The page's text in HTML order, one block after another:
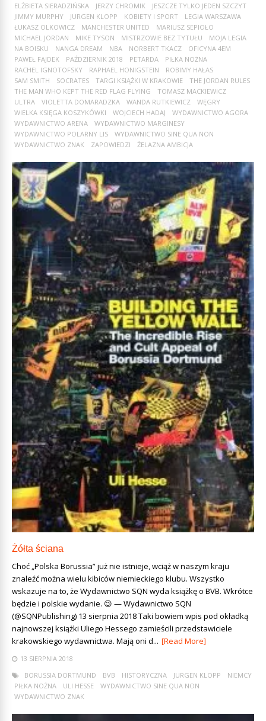
ELŻBIETA SIERADZIŃSKA
JERZY CHROMIK
JESZCZE TYLKO JEDEN SZCZYT
JIMMY MURPHY
JURGEN KLOPP KOBIETY I SPORT
LEGIA WARSZAWA
ŁUKASZ OLKOWICZ
MANCHESTER UNITED
MARIUSZ SEPIOŁO
MICHAEL JORDAN
MIKE TYSON MISTRZOWIE BEZ TYTUŁU
MOJA LEGIA
NA BOISKU
NANGA DREAM NBA NORBERT TKACZ
OFICYNA 4EM
PAWEŁ FAJDEK
PAŹDZIERNIK 2018 PETARDA
PIŁKA NOŻNA
RACHEL IGNOTOFSKY
RAPHAEL HONIGSTEIN
ROBIMY HAŁAS
SAM SMITH
SOCRATES TARGI KSIĄŻKI W KRAKOWIE
THE JORDAN RULES
THE MAN WHO KEPT THE RED FLAG FLYING
TOMASZ MACKIEWICZ
ULTRA
VIOLETTA DOMARADZKA WANDA RUTKIEWICZ
WĘGRY
WIELKA KSIĘGA KOSZYKÓWKI
WOJCIECH HADAJ
WYDAWNICTWO AGORA
WYDAWNICTWO ARENA
WYDAWNICTWO MARGINESY
WYDAWNICTWO POLARNY LIS
WYDAWNICTWO SINE QUA NON
WYDAWNICTWO ZNAK
ZAPOWIEDZI ŻELAZNA AMBICJA
Żółta ściana
Choć „Polska Borussia” już nie istnieje, wciąż w naszym kraju
znaleźć można wielu kibiców niemieckiego klubu. Wszystko
wskazuje na to, że Wydawnictwo SQN wyda książkę o BVB. Wkrótce
będzie i polskie wydanie. 😉 — Wydawnictwo SQN
(@SQNPublishing) 13 sierpnia 2018 Taki bowiem wpis pod okładką
najnowszej książki Uliego Hessego zamieścili przedstawiciele
krakowskiego wydawnictwa. Mają oni d... [Read More]
13 SIERPNIA 2018
BORUSSIA DORTMUND
BVB HISTORYCZNA JURGEN KLOPP
NIEMCY
PIŁKA NOŻNA
ULI HESSE
WYDAWNICTWO SINE QUA NON
WYDAWNICTWO ZNAK